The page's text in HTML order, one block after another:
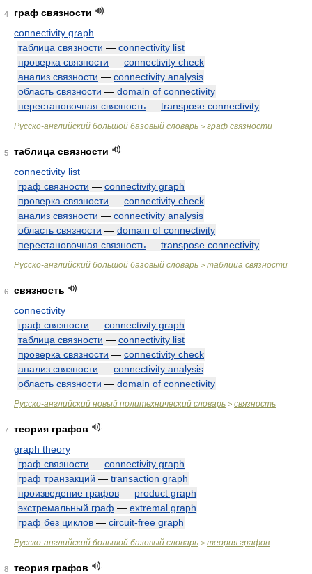
4
граф связности
connectivity graph
таблица связности — connectivity list
проверка связности — connectivity check
анализ связности — connectivity analysis
область связности — domain of connectivity
перестановочная связность — transpose connectivity
Русско-английский большой базовый словарь > граф связности
5
таблица связности
connectivity list
граф связности — connectivity graph
проверка связности — connectivity check
анализ связности — connectivity analysis
область связности — domain of connectivity
перестановочная связность — transpose connectivity
Русско-английский большой базовый словарь > таблица связности
6
связность
connectivity
граф связности — connectivity graph
таблица связности — connectivity list
проверка связности — connectivity check
анализ связности — connectivity analysis
область связности — domain of connectivity
Русско-английский новый политехнический словарь > связность
7
теория графов
graph theory
граф связности — connectivity graph
граф транзакций — transaction graph
произведение графов — product graph
экстремальный граф — extremal graph
граф без циклов — circuit-free graph
Русско-английский большой базовый словарь > теория графов
8
теория графов